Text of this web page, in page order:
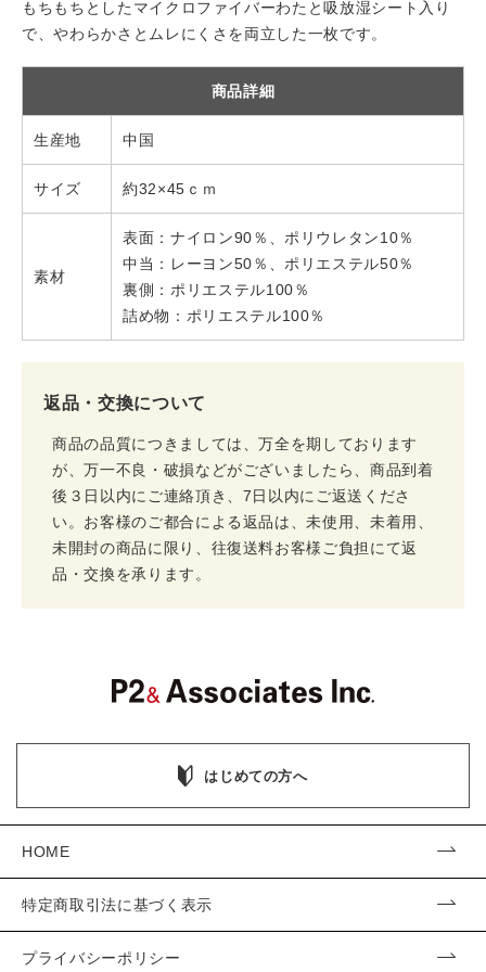
もちもちとしたマイクロファイバーわたと吸放湿シート入り
で、やわらかさとムレにくさを両立した一枚です。
商品詳細
生産地 中国
サイズ 約32×45ｃｍ
素材
表面：ナイロン90％、ポリウレタン10％
中当：レーヨン50％、ポリエステル50％
裏側：ポリエステル100％
詰め物：ポリエステル100％
返品・交換について
商品の品質につきましては、万全を期しております
が、万一不良・破損などがございましたら、商品到着
後３日以内にご連絡頂き、7日以内にご返送くださ
い。お客様のご都合による返品は、未使用、未着用、
未開封の商品に限り、往復送料お客様ご負担にて返
品・交換を承ります。
はじめての方へ
HOME
特定商取引法に基づく表示
プライバシーポリシー